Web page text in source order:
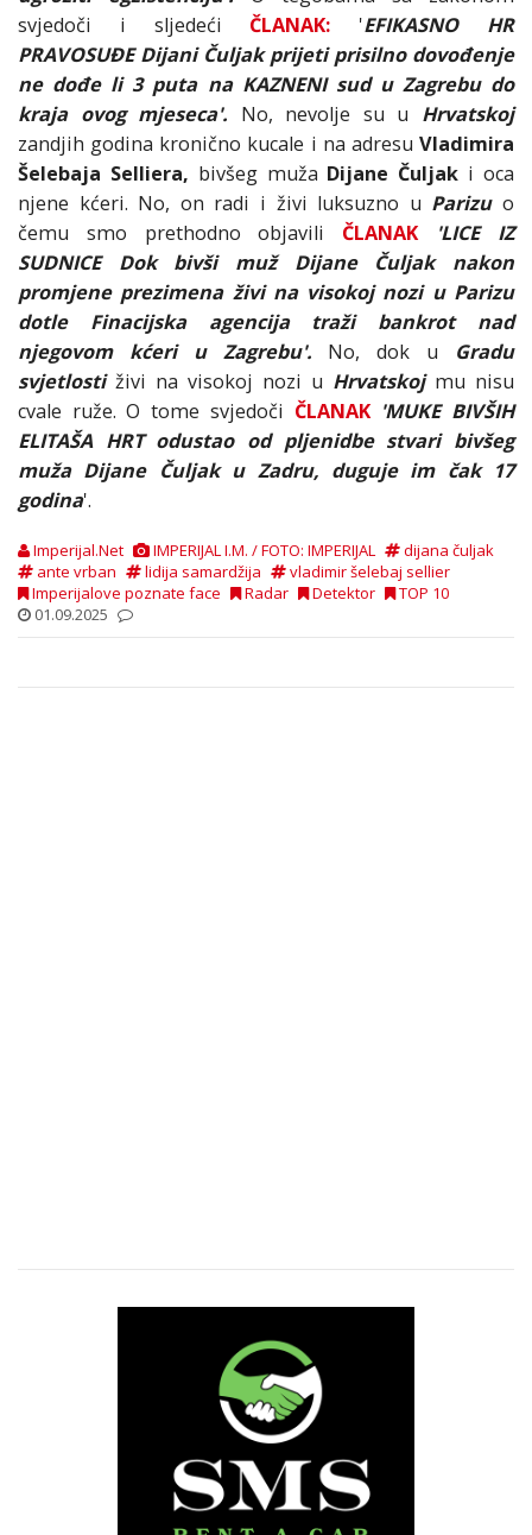
svjedoči i sljedeći ČLANAK: 'EFIKASNO HR
PRAVOSUĐE Dijani Čuljak prijeti prisilno dovođenje
ne dođe li 3 puta na KAZNENI sud u Zagrebu do
kraja ovog mjeseca'. No, nevolje su u Hrvatskoj
zandjih godina kronično kucale i na adresu Vladimira
Šelebaja Selliera, bivšeg muža Dijane Čuljak i oca
njene kćeri. No, on radi i živi luksuzno u Parizuo
čemu smo prethodno objavili ČLANAK'LICE IZ
SUDNICE Dok bivši muž Dijane Čuljak nakon
promjene prezimena živi na visokoj nozi u Parizu
dotle Finacijska agencija traži bankrot nad
njegovom kćeri u Zagrebu'. No, dok u Gradu
svjetlostiživi na visokoj nozi u Hrvatskojmu nisu
cvale ruže. O tome svjedoči ČLANAK 'MUKE BIVŠIH
ELITAŠA HRT odustao od pljenidbe stvari bivšeg
muža Dijane Čuljak u Zadru, duguje im čak 17
godina'.
Imperijal.Net IMPERIJAL I.M. / FOTO: IMPERIJAL
dijana čuljak
ante vrban
lidija samardžija
vladimir šelebaj sellier
Imperijalove poznate face
Radar Detektor
TOP 10
01.09.2025